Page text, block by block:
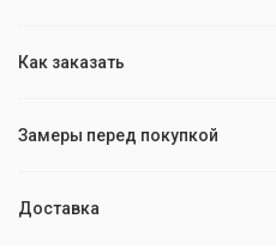
Как заказать
Замеры перед покупкой
Доставка